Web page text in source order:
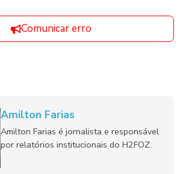
Comunicar erro
Amilton Farias
Amilton Farias é jornalista e responsável
por relatórios institucionais do H2FOZ.